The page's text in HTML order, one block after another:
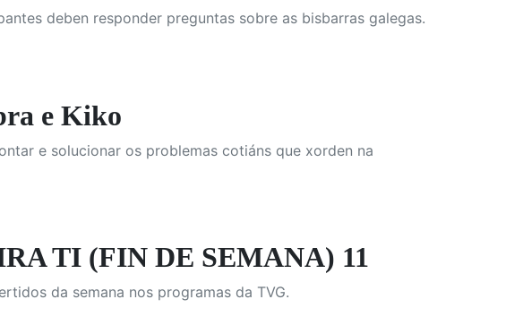
deben responder preguntas sobre as bisbarras galegas.
e Kiko
e solucionar os problemas cotiáns que xorden na
TI (FIN DE SEMANA) 11
da semana nos programas da TVG.